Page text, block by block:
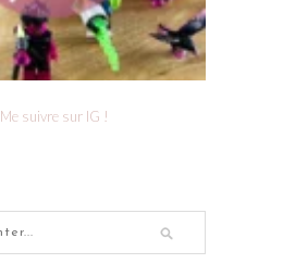
Me suivre sur IG !